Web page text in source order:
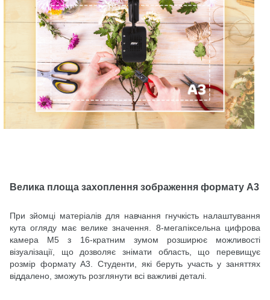
Велика площа захоплення зображення формату А3
При зйомці матеріалів для навчання гнучкість налаштування
кута огляду має велике значення. 8-мегапіксельна цифрова
камера M5 з 16-кратним зумом розширює можливості
візуалізації, що дозволяє знімати область, що перевищує
розмір формату A3. Студенти, які беруть участь у заняттях
віддалено, зможуть розглянути всі важливі деталі.